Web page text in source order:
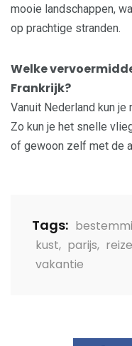
mooie landschappen,
op prachtige stranden.
Welke
Frankrijk?
Vanuit Nederland kun je
Zo kun je het snelle
of gewoon zelf met de
Tags:
kust, parijs,
vakantie